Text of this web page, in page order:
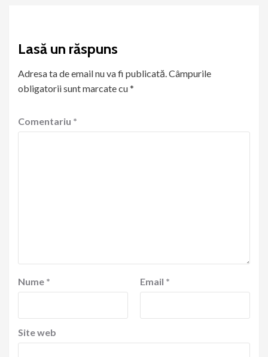
Lasă un răspuns
Adresa ta de email nu va fi publicată.Câmpurile
obligatorii sunt marcate cu*
Comentariu *
Nume * Email *
Site web